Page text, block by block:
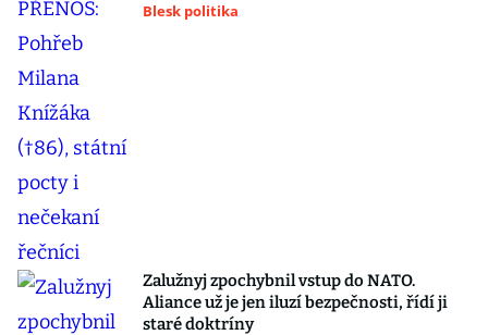
Blesk politika
Zalužnyj zpochybnil vstup do NATO.
Aliance už je jen iluzí bezpečnosti, řídí ji
staré doktríny